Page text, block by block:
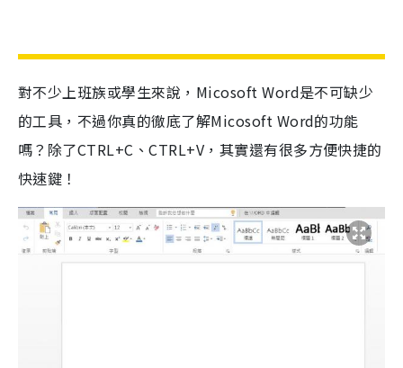
對不少上班族或學生來說，Micosoft Word是不可缺少
的工具，不過你真的徹底了解Micosoft Word的功能
嗎？除了CTRL+C、CTRL+V，其實還有很多方便快捷的
快速鍵！